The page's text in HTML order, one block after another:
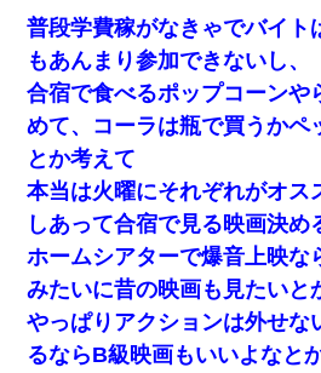
普段学費稼がなきゃでバイト
もあんまり参加できないし、
合宿で食べるポップコーンや
めて、コーラは瓶で買うかペ
とか考えて
本当は火曜にそれぞれがオス
しあって合宿で見る映画決め
ホームシアターで爆音上映な
みたいに昔の映画も見たいと
やっぱりアクションは外せな
るならB級映画もいいよなとか